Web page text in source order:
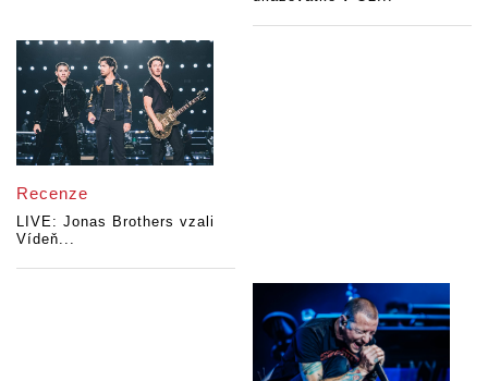
Recenze
LIVE: Jonas Brothers vzali
Vídeň...